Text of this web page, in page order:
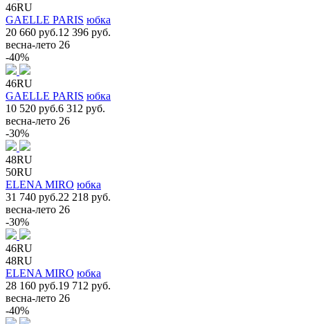
46RU
GAELLE PARIS юбка
20 660 руб.12 396 руб.
весна-лето 26
-40%
46RU
GAELLE PARIS юбка
10 520 руб.6 312 руб.
весна-лето 26
-30%
48RU
50RU
ELENA MIRO юбка
31 740 руб.22 218 руб.
весна-лето 26
-30%
46RU
48RU
ELENA MIRO юбка
28 160 руб.19 712 руб.
весна-лето 26
-40%